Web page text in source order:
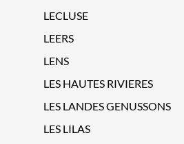
LECLUSE
LEERS
LENS
LES HAUTES RIVIERES
LES LANDES GENUSSONS
LES LILAS